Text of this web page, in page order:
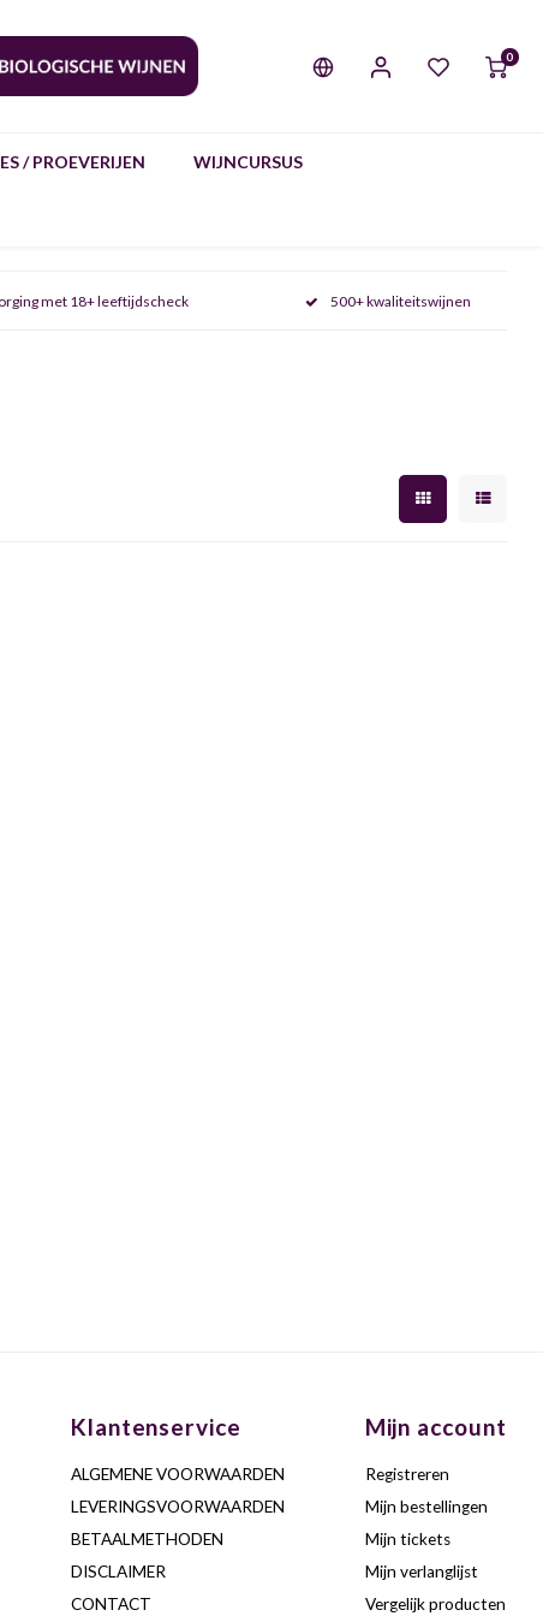
0
/ PROEVERIJEN WIJNCURSUS
met 18+ leeftijdscheck 500+ kwaliteitswijnen
Klantenservice
ALGEMENE VOORWAARDEN
LEVERINGSVOORWAARDEN
BETAALMETHODEN
DISCLAIMER
CONTACT
Mijn account
Registreren
Mijn bestellingen
Mijn tickets
Mijn verlanglijst
Vergelijk producten